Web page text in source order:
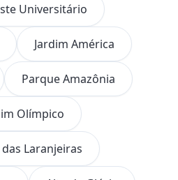
Universitário
Jardim América
Parque Amazônia
Olímpico
Laranjeiras